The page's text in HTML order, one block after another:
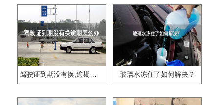
驾驶证到期没有换,逾期怎么办?? 玻璃水冻住了如何解决？